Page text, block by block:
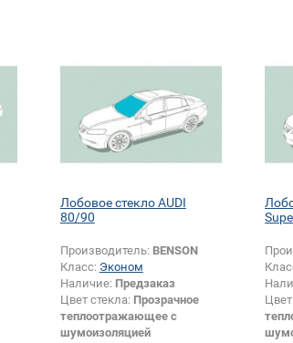
Лобовое стекло AUDI
80/90
Производитель: BENSON
Класс: Эконом
Наличие: Предзаказ
Цвет стекла: Прозрачное
теплоотражающее с
шумоизоляцией
Цвет